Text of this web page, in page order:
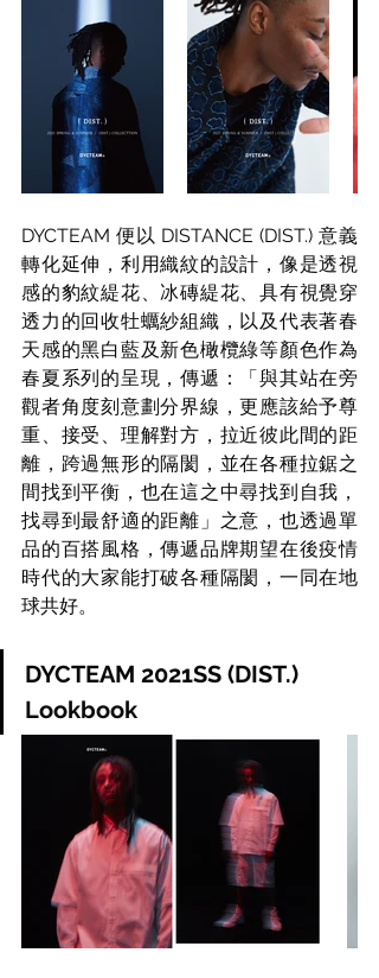
DYCTEAM 便以 DISTANCE (DIST.) 意義
轉化延伸，利用織紋的設計，像是透視
感的豹紋緹花、冰磚緹花、具有視覺穿
透力的回收牡蠣紗組織，以及代表著春
天感的黑白藍及新色橄欖綠等顏色作為
春夏系列的呈現，傳遞：「與其站在旁
觀者角度刻意劃分界線，更應該給予尊
重、接受、理解對方，拉近彼此間的距
離，跨過無形的隔閡，並在各種拉鋸之
間找到平衡，也在這之中尋找到自我，
找尋到最舒適的距離」之意，也透過單
品的百搭風格，傳遞品牌期望在後疫情
時代的大家能打破各種隔閡，一同在地
球共好。
DYCTEAM 2021SS (DIST.)
Lookbook